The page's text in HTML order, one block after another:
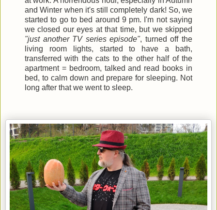
and Winter when it's still completely dark! So, we
started to go to bed around 9 pm. I'm not saying
we closed our eyes at that time, but we skipped
"just another TV series episode", turned off the
living room lights, started to have a bath,
transferred with the cats to the other half of the
apartment = bedroom, talked and read books in
bed, to calm down and prepare for sleeping. Not
long after that we went to sleep.